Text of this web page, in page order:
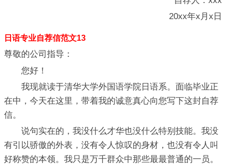
20xx年x月x日
日语专业自荐信范文13
尊敬的公司指导：
您好！
我现就读于清华大学外国语学院日语系。面临毕业正
在中，今天在这里，带着我的诚意真心向您写下这封自荐
信。
说句实在的，我没什么才华也没什么特别技能。我没
有引以骄傲的外表，没有令人惊叹的身材，也没有令人叫
好称赞的本领。我只是万千群众中那些最最普通的一员。